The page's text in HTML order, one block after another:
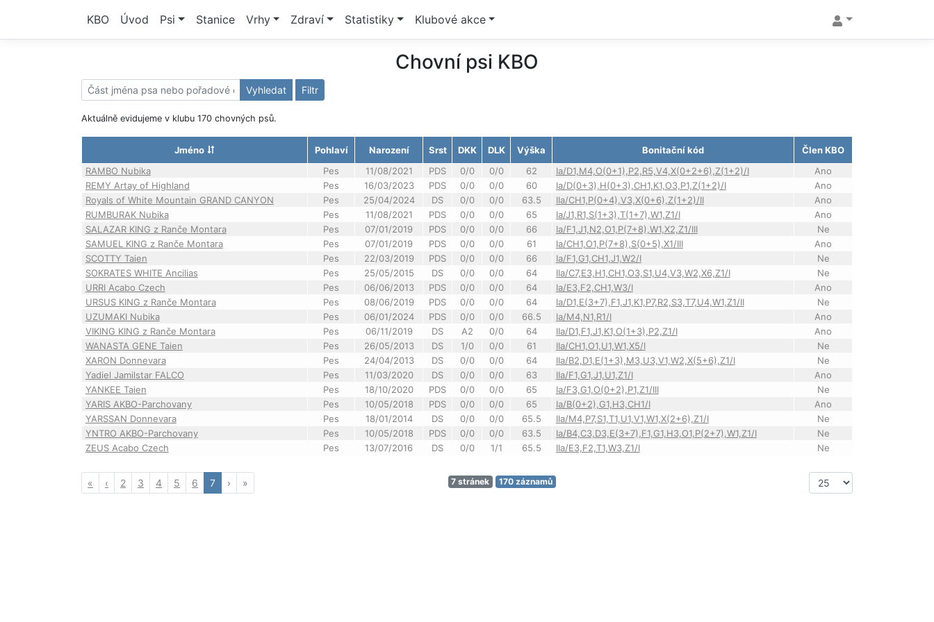
KBO Úvod Psi Stanice Vrhy Zdraví Statistiky Klubové akce
Chovní psi KBO
Vyhledat Filtr
Aktuálně evidujeme v klubu 170 chovných psů.
Jméno Pohlaví Narození Srst DKK DLK Výška Bonitační kód
Člen KBO
RAMBO Nubika
Pes 11/08/2021 PDS 0/0 0/0 62 Ia/D1,M4,O(0+1),P2,R5,V4,X(0+2+6),Z(1+2)/I
Ano
REMY Artay of Highland
Pes 16/03/2023 PDS 0/0 0/0 60 Ia/D(0+3),H(0+3),CH1,K1,O3,P1,Z(1+2)/I
Ano
Royals of White Mountain GRAND CANYON
Pes 25/04/2024 DS 0/0 0/0 63.5 IIa/CH1,P(0+4),V3,X(0+6),Z(1+2)/II
Ano
RUMBURAK Nubika
Pes 11/08/2021 PDS 0/0 0/0 65 Ia/J1,R1,S(1+3),T(1+7),W1,Z1/I
Ano
SALAZAR KING z Ranče Montara
Pes 07/01/2019 PDS 0/0 0/0 66 Ia/F1,J1,N2,O1,P(7+8),W1,X2,Z1/III
Ne
SAMUEL KING z Ranče Montara
Pes 07/01/2019 PDS 0/0 0/0 61 Ia/CH1,O1,P(7+8),S(0+5),X1/III
Ano
SCOTTY Taien
Pes 22/03/2019 PDS 0/0 0/0 66 Ia/F1,G1,CH1,J1,W2/I
Ne
SOKRATES WHITE Ancilias
Pes 25/05/2015 DS 0/0 0/0 64 IIa/C7,E3,H1,CH1,O3,S1,U4,V3,W2,X6,Z1/I
Ne
URRI Acabo Czech
Pes 06/06/2013 PDS 0/0 0/0 64 Ia/E3,F2,CH1,W3/I
Ano
URSUS KING z Ranče Montara
Pes 08/06/2019 PDS 0/0 0/0 64 Ia/D1,E(3+7),F1,J1,K1,P7,R2,S3,T7,U4,W1,Z1/II
Ne
UZUMAKI Nubika
Pes 06/01/2024 PDS 0/0 0/0 66.5 Ia/M4,N1,R1/I
Ano
VIKING KING z Ranče Montara
Pes 06/11/2019 DS A2 0/0 64 IIa/D1,F1,J1,K1,O(1+3),P2,Z1/I
Ano
WANASTA GENE Taien
Pes 26/05/2013 DS 1/0 0/0 61 IIa/CH1,O1,U1,W1,X5/I
Ne
XARON Donnevara
Pes 24/04/2013 DS 0/0 0/0 64 IIa/B2,D1,E(1+3),M3,U3,V1,W2,X(5+6),Z1/I
Ne
Yadiel Jamilstar FALCO
Pes 11/03/2020 DS 0/0 0/0 63 IIa/F1,G1,J1,U1,Z1/I
Ano
YANKEE Taien
Pes 18/10/2020 PDS 0/0 0/0 65 Ia/F3,G1,O(0+2),P1,Z1/III
Ne
YARIS AKBO-Parchovany
Pes 10/05/2018 PDS 0/0 0/0 65 Ia/B(0+2),G1,H3,CH1/I
Ano
YARSSAN Donnevara
Pes 18/01/2014 DS 0/0 0/0 65.5 IIa/M4,P7,S1,T1,U1,V1,W1,X(2+6),Z1/I
Ne
YNTRO AKBO-Parchovany
Pes 10/05/2018 PDS 0/0 0/0 63.5 Ia/B4,C3,D3,E(3+7),F1,G1,H3,O1,P(2+7),W1,Z1/I
Ne
ZEUS Acabo Czech
Pes 13/07/2016 DS 0/0 1/1 65.5 IIa/E3,F2,T1,W3,Z1/I Ne
« First‹ Previous
2 3 4 5 6 7 › Next
» 7 stránek 170 záznamů